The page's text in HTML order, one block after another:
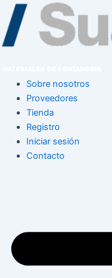
contenido
Sobre nosotros
Proveedores
Tienda
Registro
Iniciar sesión
Contacto